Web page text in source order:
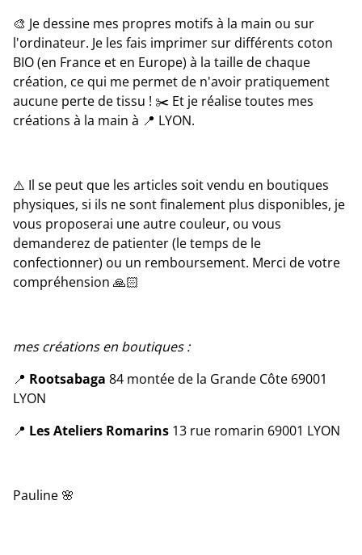
🎨 Je dessine mes propres motifs à la main ou sur
l'ordinateur. Je les fais imprimer sur différents coton
BIO (en France et en Europe) à la taille de chaque
création, ce qui me permet de n'avoir pratiquement
aucune perte de tissu ! ✂️ Et je réalise toutes mes
créations à la main à 📍 LYON.
⚠️ Il se peut que les articles soit vendu en boutiques
physiques, si ils ne sont finalement plus disponibles, je
vous proposerai une autre couleur, ou vous
demanderez de patienter (le temps de le
confectionner) ou un remboursement. Merci de votre
compréhension 🙏🏻
mes créations en boutiques :
📍 Rootsabaga 84 montée de la Grande Côte 69001
LYON
📍 Les Ateliers Romarins 13 rue romarin 69001 LYON
Pauline 🌸